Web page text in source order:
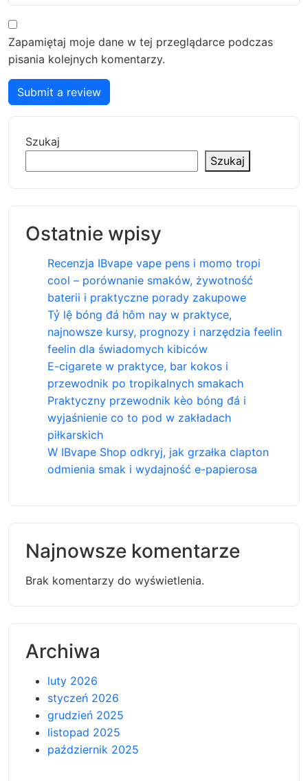
Zapamiętaj moje dane w tej przeglądarce podczas
pisania kolejnych komentarzy.
Submit a review
Szukaj
Szukaj
Ostatnie wpisy
Recenzja IBvape vape pens i momo tropi
cool – porównanie smaków, żywotność
baterii i praktyczne porady zakupowe
Tỷ lệ bóng đá hôm nay w praktyce,
najnowsze kursy, prognozy i narzędzia feelin
feelin dla świadomych kibiców
E-cigarete w praktyce, bar kokos i
przewodnik po tropikalnych smakach
Praktyczny przewodnik kèo bóng đá i
wyjaśnienie co to pod w zakładach
piłkarskich
W IBvape Shop odkryj, jak grzałka clapton
odmienia smak i wydajność e-papierosa
Najnowsze komentarze
Brak komentarzy do wyświetlenia.
Archiwa
luty 2026
styczeń 2026
grudzień 2025
listopad 2025
październik 2025